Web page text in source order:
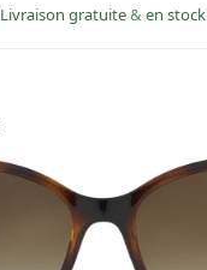
Livraison gratuite& en stock